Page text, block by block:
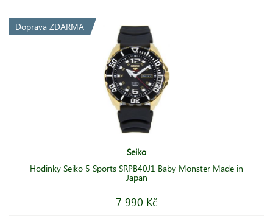
Doprava ZDARMA
Seiko
Hodinky Seiko 5 Sports SRPB40J1 Baby Monster Made in
Japan
7 990 Kč